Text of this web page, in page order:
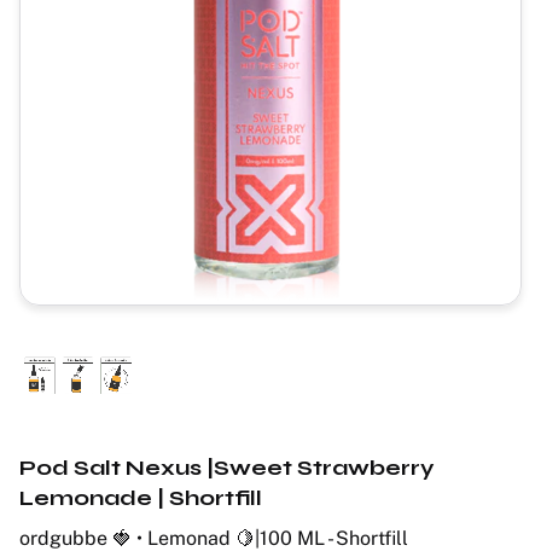
Pod Salt Nexus |Sweet Strawberry
Lemonade | Shortfill
ordgubbe 🍓 • Lemonad 🍋|100 ML - Shortfill